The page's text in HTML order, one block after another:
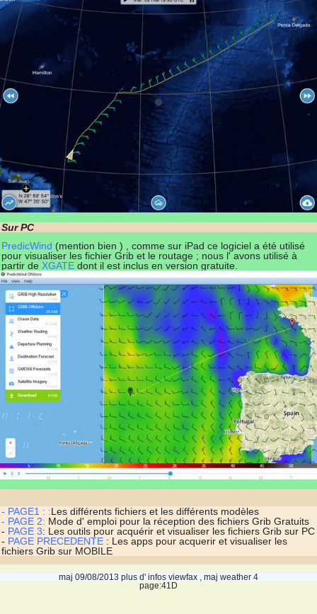
Sur PC
PredicWind (mention bien ) , comme sur iPad ce logiciel a été utilisé
pour visualiser les fichier Grib et le routage ; nous l' avons utilisé à
partir de XGATE dont il est inclus en version gratuite.
- PAGE1 : :Les différents fichiers et les différents modèles
- PAGE 2: Mode d' emploi pour la réception des fichiers Grib Gratuits
- PAGE 3: Les outils pour acquérir et visualiser les fichiers Grib sur PC
- PAGE PRECEDENTE : Les apps pour acquerir et visualiser les
fichiers Grib sur MOBILE
maj 09/08/2013 plus d' infos viewfax , maj weather 4
page:41D